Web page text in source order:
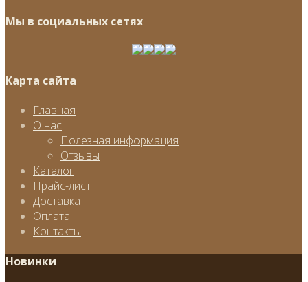
Мы в социальных сетях
Карта сайта
Главная
О нас
Полезная информация
Отзывы
Каталог
Прайс-лист
Доставка
Оплата
Контакты
Новинки